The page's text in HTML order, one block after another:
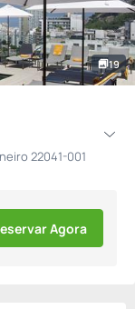
19
22041-001
Agora